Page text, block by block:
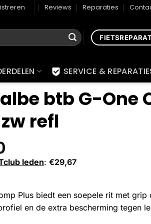
Reviews Reparaties
SERVICE &
btb G-One
refl
leden: €29,67
Plus biedt een soepele rit met
en de extra bescherming tegen